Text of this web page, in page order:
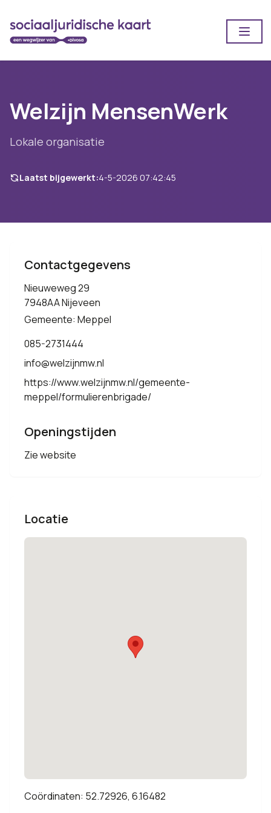
Welzijn MensenWerk
Lokale organisatie
Laatst bijgewerkt:4-5-2026 07:42:45
Contactgegevens
Nieuweweg 29
7948AA Nijeveen
Gemeente: Meppel
085-2731444
info@welzijnmw.nl
https://www.welzijnmw.nl/gemeente-
meppel/formulierenbrigade/
Openingstijden
Zie website
Locatie
Coördinaten: 52.72926, 6.16482